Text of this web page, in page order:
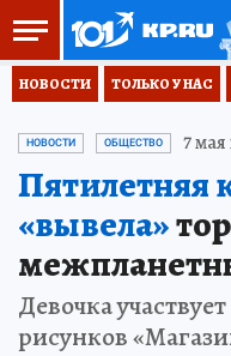
НОВОСТИ ТОЛЬКО У НАС
НОВОСТИ ОБЩЕСТВО 7 мая
Пятилетняя
«вывела»
Девочка
рисунков